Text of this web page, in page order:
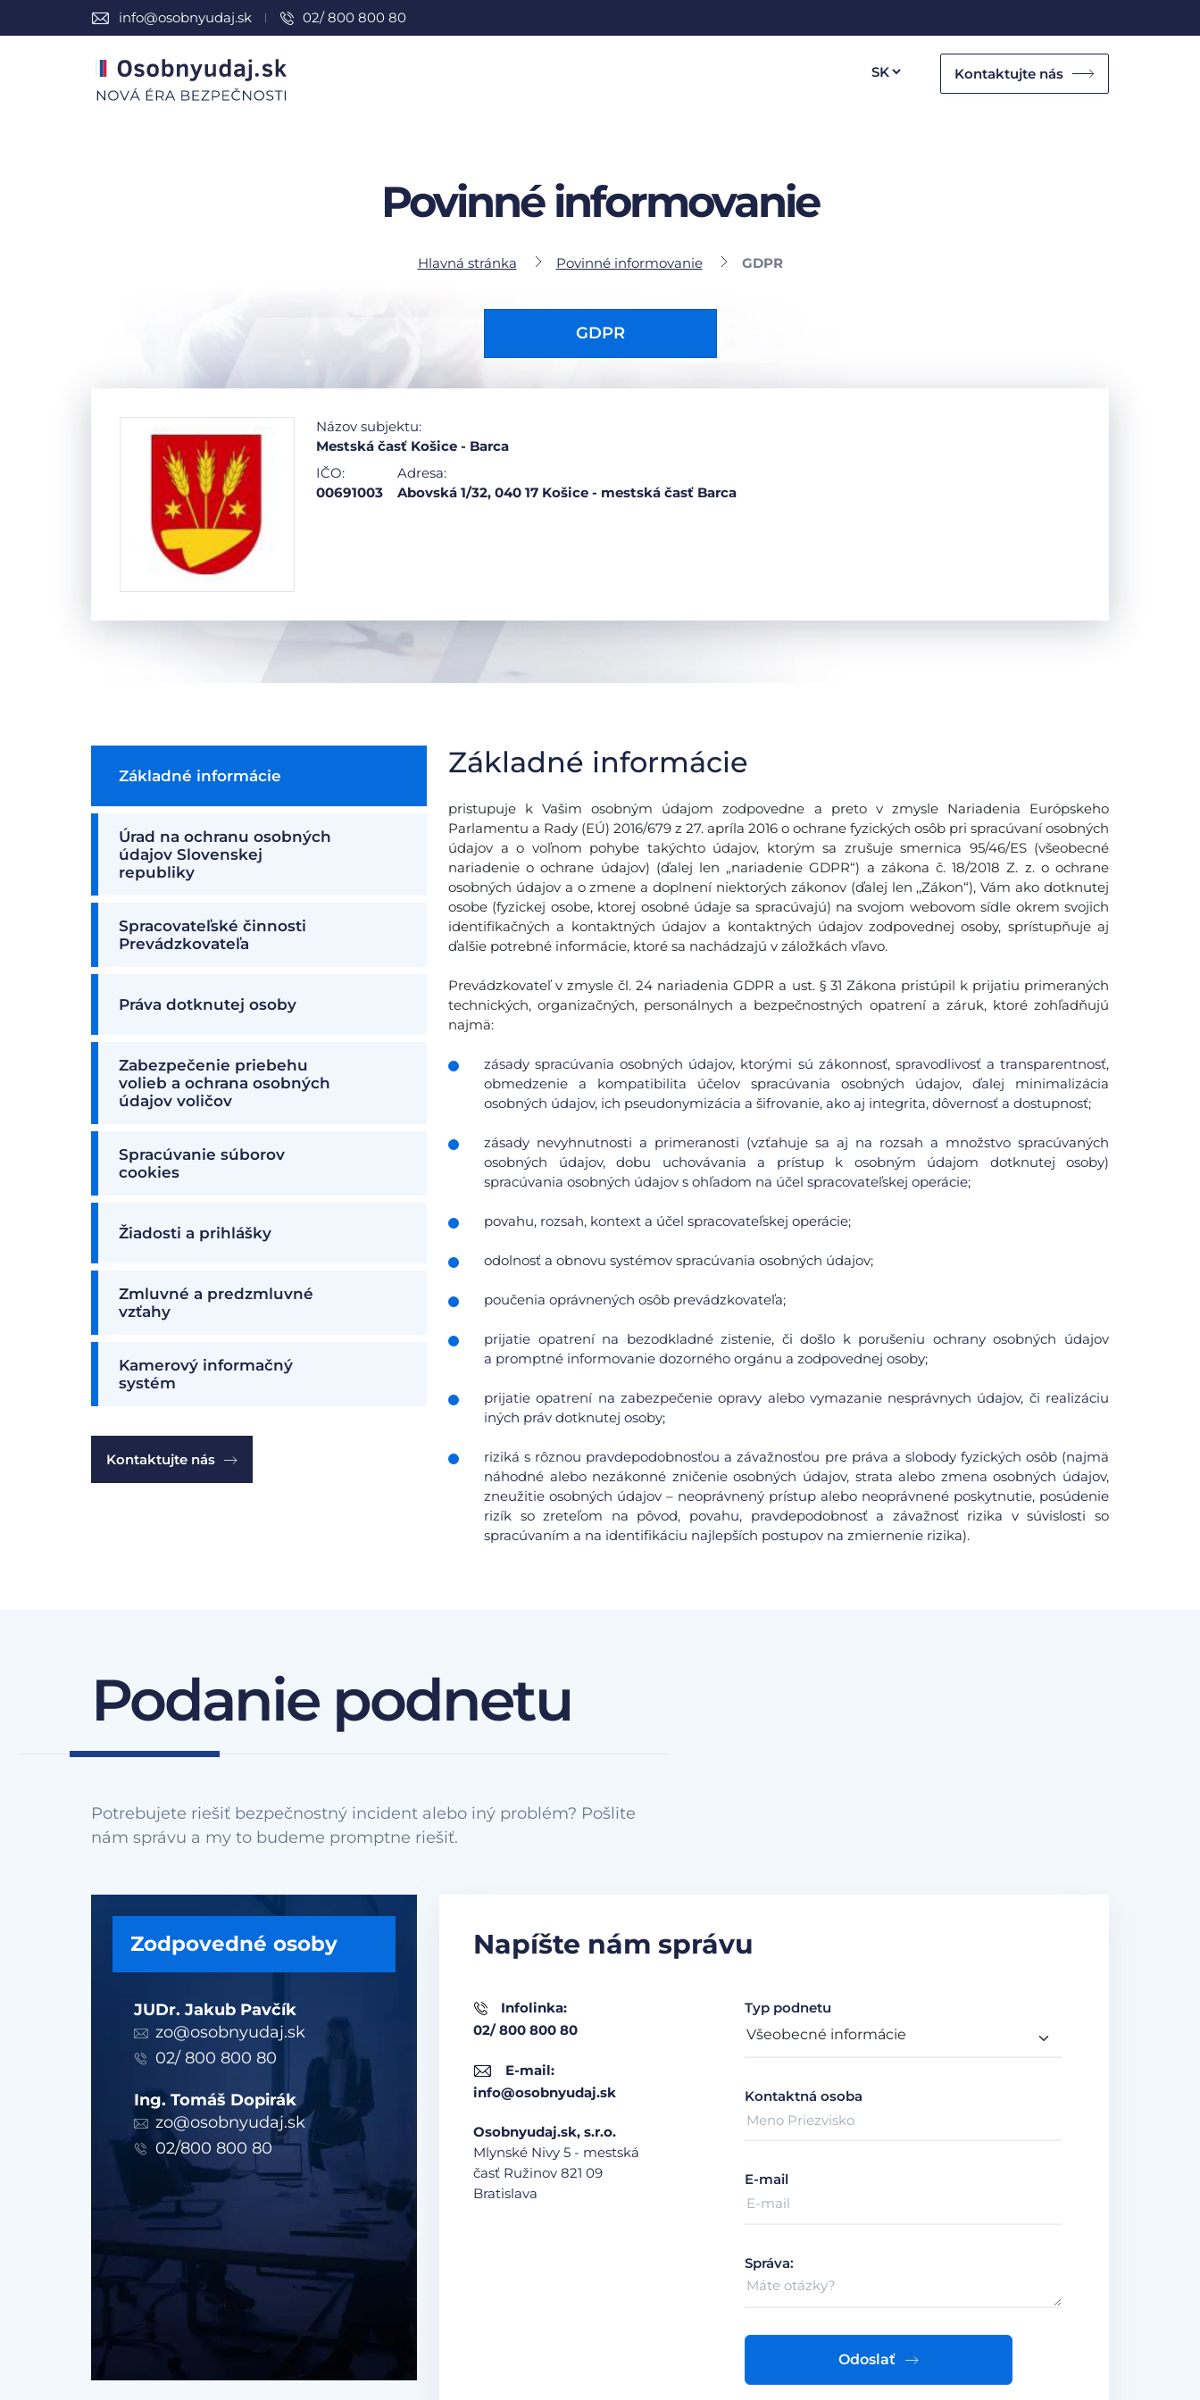
info@osobnyudaj.sk 02/ 800 800 80
Kontaktujte nás
Povinné informovanie
Hlavná stránka Povinné informovanie GDPR
GDPR
Názov subjektu:
Mestská časť Košice - Barca
IČO:
00691003
Adresa:
Abovská 1/32, 040 17 Košice - mestská časť Barca
Základné informácie
Úrad na ochranu osobných
údajov Slovenskej
republiky
Spracovateľské činnosti
Prevádzkovateľa
Práva dotknutej osoby
Zabezpečenie priebehu
volieb a ochrana osobných
údajov voličov
Spracúvanie súborov
cookies
Žiadosti a prihlášky
Zmluvné a predzmluvné
vzťahy
Kamerový informačný
systém
Kontaktujte nás
Základné informácie
pristupuje k Vašim osobným údajom zodpovedne a preto v zmysle Nariadenia Európskeho
Parlamentu a Rady (EÚ) 2016/679 z 27. apríla 2016 o ochrane fyzických osôb pri spracúvaní osobných
údajov a o voľnom pohybe takýchto údajov, ktorým sa zrušuje smernica 95/46/ES (všeobecné
nariadenie o ochrane údajov) (ďalej len „nariadenie GDPR“) a zákona č. 18/2018 Z. z. o ochrane
osobných údajov a o zmene a doplnení niektorých zákonov (ďalej len ,,Zákon“), Vám ako dotknutej
osobe (fyzickej osobe, ktorej osobné údaje sa spracúvajú) na svojom webovom sídle okrem svojich
identifikačných a kontaktných údajov a kontaktných údajov zodpovednej osoby, sprístupňuje aj
ďalšie potrebné informácie, ktoré sa nachádzajú v záložkách vľavo.
Prevádzkovateľ v zmysle čl. 24 nariadenia GDPR a ust. § 31 Zákona pristúpil k prijatiu primeraných
technických, organizačných, personálnych a bezpečnostných opatrení a záruk, ktoré zohľadňujú
najmä:
zásady spracúvania osobných údajov, ktorými sú zákonnosť, spravodlivosť a transparentnosť,
obmedzenie a kompatibilita účelov spracúvania osobných údajov, ďalej minimalizácia
osobných údajov, ich pseudonymizácia a šifrovanie, ako aj integrita, dôvernosť a dostupnosť;
zásady nevyhnutnosti a primeranosti (vzťahuje sa aj na rozsah a množstvo spracúvaných
osobných údajov, dobu uchovávania a prístup k osobným údajom dotknutej osoby)
spracúvania osobných údajov s ohľadom na účel spracovateľskej operácie;
povahu, rozsah, kontext a účel spracovateľskej operácie;
odolnosť a obnovu systémov spracúvania osobných údajov;
poučenia oprávnených osôb prevádzkovateľa;
prijatie opatrení na bezodkladné zistenie, či došlo k porušeniu ochrany osobných údajov
a promptné informovanie dozorného orgánu a zodpovednej osoby;
prijatie opatrení na zabezpečenie opravy alebo vymazanie nesprávnych údajov, či realizáciu
iných práv dotknutej osoby;
riziká s rôznou pravdepodobnosťou a závažnosťou pre práva a slobody fyzických osôb (najmä
náhodné alebo nezákonné zničenie osobných údajov, strata alebo zmena osobných údajov,
zneužitie osobných údajov – neoprávnený prístup alebo neoprávnené poskytnutie, posúdenie
rizík so zreteľom na pôvod, povahu, pravdepodobnosť a závažnosť rizika v súvislosti so
spracúvaním a na identifikáciu najlepších postupov na zmiernenie rizika).
Podanie podnetu
Potrebujete riešiť bezpečnostný incident alebo iný problém? Pošlite
Zodpovedné osoby
JUDr. Jakub Pavčík
zo@osobnyudaj.sk
02/ 800 800 80
Ing. Tomáš Dopirák
zo@osobnyudaj.sk
02/800 800 80
Napíšte nám správu
Infolinka:
02/ 800 800 80
E-mail:
info@osobnyudaj.sk
Osobnyudaj.sk, s.r.o.
Mlynské Nivy 5 - mestská
časť Ružinov 821 09
Bratislava
Typ podnetu
Kontaktná osoba
E-mail
Správa:
Odoslať